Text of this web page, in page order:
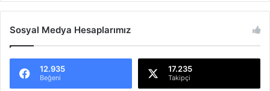
Sosyal Medya Hesaplarımız
12.935
Beğeni
17.235
Takipçi